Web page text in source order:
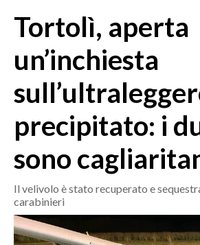
MEDIO CAMPIDANO
ORISTANO E PROVINCIA
GALLURA
NUORO E PROVINCIA
OGLIASTRA
AGENDA
CRONACA
ITALIA
MONDO
Tortolì, aperta
un’inchiesta
precipitato: i
sono
Il velivolo è stato recuperato e
carabinieri